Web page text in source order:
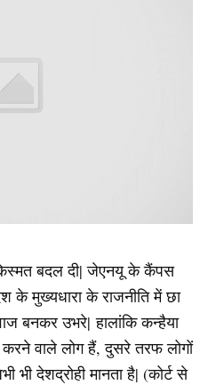
बदल दी| जेएनयू के कैंपस
के मुख्यधारा के राजनीति में छा
बनकर उभरे| हालांकि कन्हैया
वाले लोग हैं, दुसरे तरफ लोगों
भी देशद्रोही मानता है| (कोर्ट से